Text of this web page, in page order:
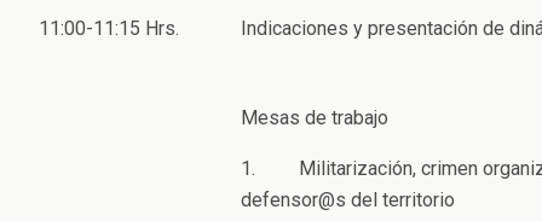
11:00-11:15 Hrs. Indicaciones y presentación de
Mesas de trabajo
1. Militarización, crimen
defensor@s del territorio